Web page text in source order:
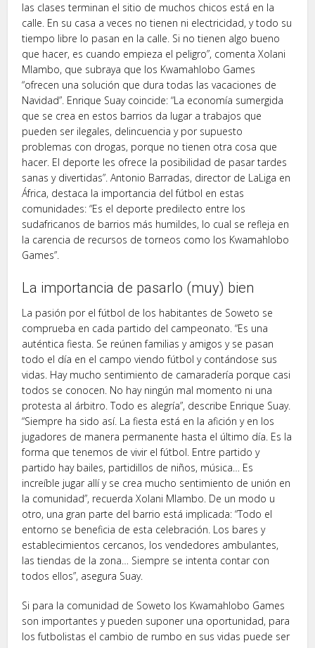
las clases terminan el sitio de muchos chicos está en la
calle. En su casa a veces no tienen ni electricidad, y todo su
tiempo libre lo pasan en la calle. Si no tienen algo bueno
que hacer, es cuando empieza el peligro”, comenta Xolani
Mlambo, que subraya que los Kwamahlobo Games
“ofrecen una solución que dura todas las vacaciones de
Navidad”. Enrique Suay coincide: “La economía sumergida
que se crea en estos barrios da lugar a trabajos que
pueden ser ilegales, delincuencia y por supuesto
problemas con drogas, porque no tienen otra cosa que
hacer. El deporte les ofrece la posibilidad de pasar tardes
sanas y divertidas”. Antonio Barradas, director de LaLiga en
África, destaca la importancia del fútbol en estas
comunidades: “Es el deporte predilecto entre los
sudafricanos de barrios más humildes, lo cual se refleja en
la carencia de recursos de torneos como los Kwamahlobo
Games”.
La importancia de pasarlo (muy) bien
La pasión por el fútbol de los habitantes de Soweto se
comprueba en cada partido del campeonato. “Es una
auténtica fiesta. Se reúnen familias y amigos y se pasan
todo el día en el campo viendo fútbol y contándose sus
vidas. Hay mucho sentimiento de camaradería porque casi
todos se conocen. No hay ningún mal momento ni una
protesta al árbitro. Todo es alegría”, describe Enrique Suay.
“Siempre ha sido así. La fiesta está en la afición y en los
jugadores de manera permanente hasta el último día. Es la
forma que tenemos de vivir el fútbol. Entre partido y
partido hay bailes, partidillos de niños, música… Es
increíble jugar allí y se crea mucho sentimiento de unión en
la comunidad”, recuerda Xolani Mlambo. De un modo u
otro, una gran parte del barrio está implicada: “Todo el
entorno se beneficia de esta celebración. Los bares y
establecimientos cercanos, los vendedores ambulantes,
las tiendas de la zona… Siempre se intenta contar con
todos ellos”, asegura Suay.
Si para la comunidad de Soweto los Kwamahlobo Games
son importantes y pueden suponer una oportunidad, para
los futbolistas el cambio de rumbo en sus vidas puede ser